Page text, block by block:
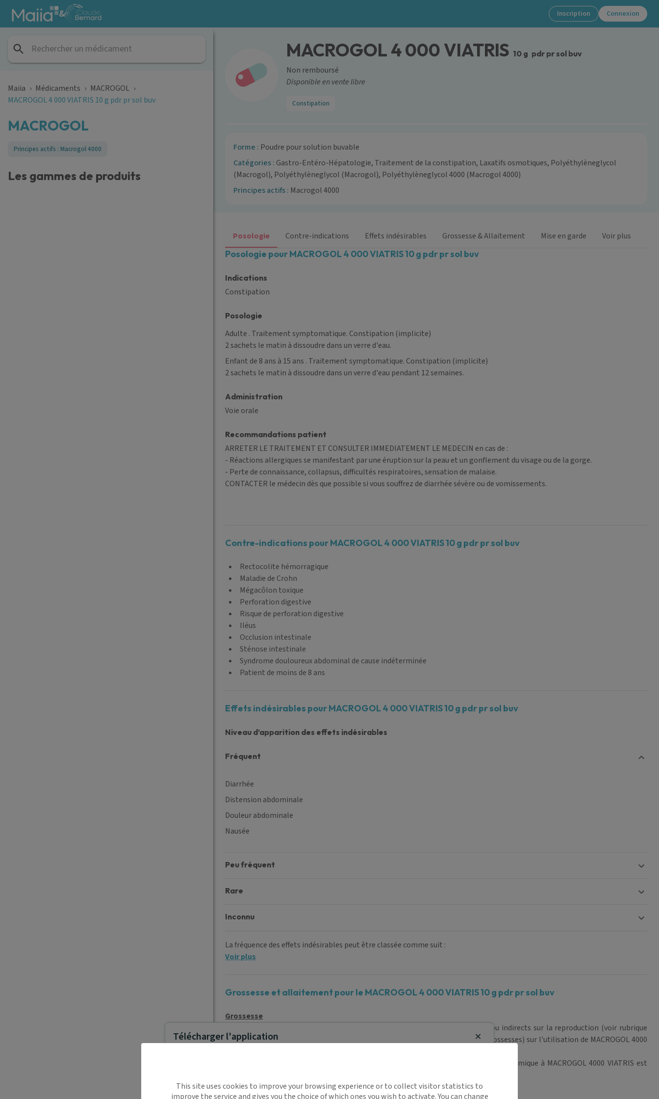
Aller au contenu principal
& Inscription Connexion
Maiia › Médicaments › MACROGOL ›
MACROGOL 4 000 VIATRIS 10 g pdr pr sol buv
MACROGOL
Principes actifs : Macrogol 4000
Les gammes de produits
MACROGOL 4 000 VIATRIS 10 g pdr pr sol buv
Non remboursé
Disponible en vente libre
Constipation
Forme : Poudre pour solution buvable
Catégories : Gastro-Entéro-Hépatologie, Traitement de la constipation, Laxatifs osmotiques, Polyéthylèneglycol
(Macrogol), Polyéthylèneglycol (Macrogol), Polyéthylèneglycol 4000 (Macrogol 4000)
Principes actifs : Macrogol 4000
Posologie Contre-indications Effets indésirables Grossesse & Allaitement Mise en garde Voir plus
Posologie pour MACROGOL 4 000 VIATRIS 10 g pdr pr sol buv
Indications
Constipation
Posologie
Adulte . Traitement symptomatique. Constipation (implicite)
2 sachets le matin à dissoudre dans un verre d'eau.
Enfant de 8 ans à 15 ans . Traitement symptomatique. Constipation (implicite)
2 sachets le matin à dissoudre dans un verre d'eau pendant 12 semaines.
Administration
Voie orale
Recommandations patient
ARRETER LE TRAITEMENT ET CONSULTER IMMEDIATEMENT LE MEDECIN en cas de :
- Réactions allergiques se manifestant par une éruption sur la peau et un gonflement du visage ou de la gorge.
- Perte de connaissance, collapsus, difficultés respiratoires, sensation de malaise.
CONTACTER le médecin dès que possible si vous souffrez de diarrhée sévère ou de vomissements.
Contre-indications pour MACROGOL 4 000 VIATRIS 10 g pdr pr sol buv
Rectocolite hémorragique
Maladie de Crohn
Mégacôlon toxique
Perforation digestive
Risque de perforation digestive
Iléus
Occlusion intestinale
Sténose intestinale
Syndrome douloureux abdominal de cause indéterminée
Patient de moins de 8 ans
Effets indésirables pour MACROGOL 4 000 VIATRIS 10 g pdr pr sol buv
Niveau d’apparition des effets indésirables
fréquent
Diarrhée
Distension abdominale
Douleur abdominale
Nausée
peu fréquent
rare
inconnu
La fréquence des effets indésirables peut être classée comme suit :
Voir plus
Grossesse et allaitement pour le MACROGOL 4 000 VIATRIS 10 g pdr pr sol buv
Grossesse
Les études chez l'animal n'ont pas mis en évidence d'effets délétères directs ou indirects sur la reproduction (voir rubrique
Données de sécurité préclinique
). Il existe des données limitées (moins de 300 grossesses) sur l'utilisation de MACROGOL 4000
Aucun effet pendant la grossesse n'est attendu dans la mesure où l'exposition systémique à MACROGOL 4000 VIATRIS est
Allaitement
Télécharger l'application
déplacement !
Close
This site uses cookies to improve your browsing experience or to collect visitor statistics to
improve the service and gives you the choice of which ones you wish to activate. You can change